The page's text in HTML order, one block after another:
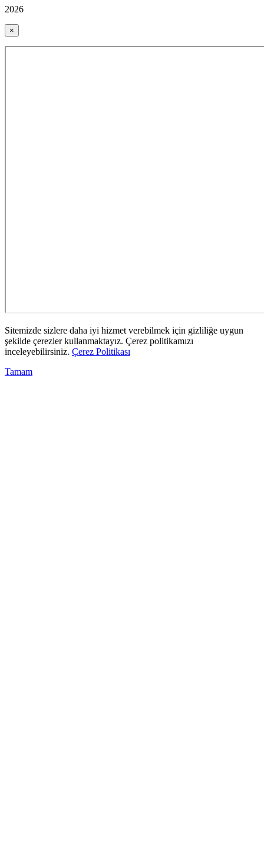
2026
×
Sitemizde sizlere daha iyi hizmet verebilmek için gizliliğe uygun
şekilde çerezler kullanmaktayız. Çerez politikamızı
inceleyebilirsiniz. Çerez Politikası
Tamam